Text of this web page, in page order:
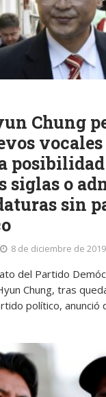
Chung
vocales
posibilidad
siglas o
sin
8 de diciembre de 2019
del Partido
Chung, tras
político, anunció